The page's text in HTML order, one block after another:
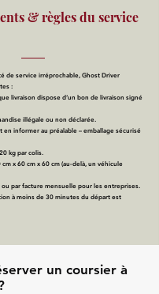
& règles du service
de service irréprochable, Ghost Driver
:
livraison dispose d’un bon de livraison signé
illégale ou non déclarée.
en informer au préalable – emballage sécurisé
kg par colis.
x 60 cm x 60 cm (au-delà, un véhicule
ou par facture mensuelle pour les entreprises.
à moins de 30 minutes du départ est
un coursier à